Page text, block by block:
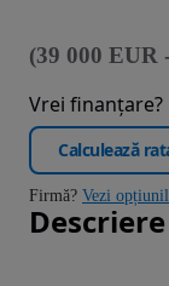
(39 000 EUR
Vrei finanțare?
Calculează
Firmă? Vezi
Descriere